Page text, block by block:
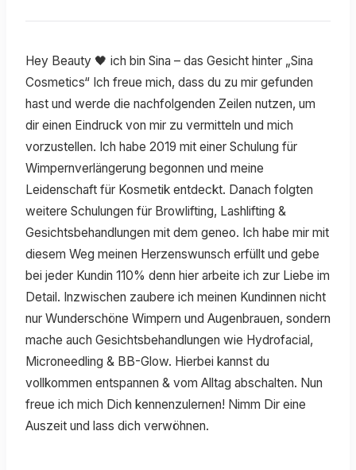
Hey Beauty 🖤 ich bin Sina – das Gesicht hinter „Sina
Cosmetics“ Ich freue mich, dass du zu mir gefunden
hast und werde die nachfolgenden Zeilen nutzen, um
dir einen Eindruck von mir zu vermitteln und mich
vorzustellen. Ich habe 2019 mit einer Schulung für
Wimpernverlängerung begonnen und meine
Leidenschaft für Kosmetik entdeckt. Danach folgten
weitere Schulungen für Browlifting, Lashlifting &
Gesichtsbehandlungen mit dem geneo. Ich habe mir mit
diesem Weg meinen Herzenswunsch erfüllt und gebe
bei jeder Kundin 110% denn hier arbeite ich zur Liebe im
Detail. Inzwischen zaubere ich meinen Kundinnen nicht
nur Wunderschöne Wimpern und Augenbrauen, sondern
mache auch Gesichtsbehandlungen wie Hydrofacial,
Microneedling & BB-Glow. Hierbei kannst du
vollkommen entspannen & vom Alltag abschalten. Nun
freue ich mich Dich kennenzulernen! Nimm Dir eine
Auszeit und lass dich verwöhnen.